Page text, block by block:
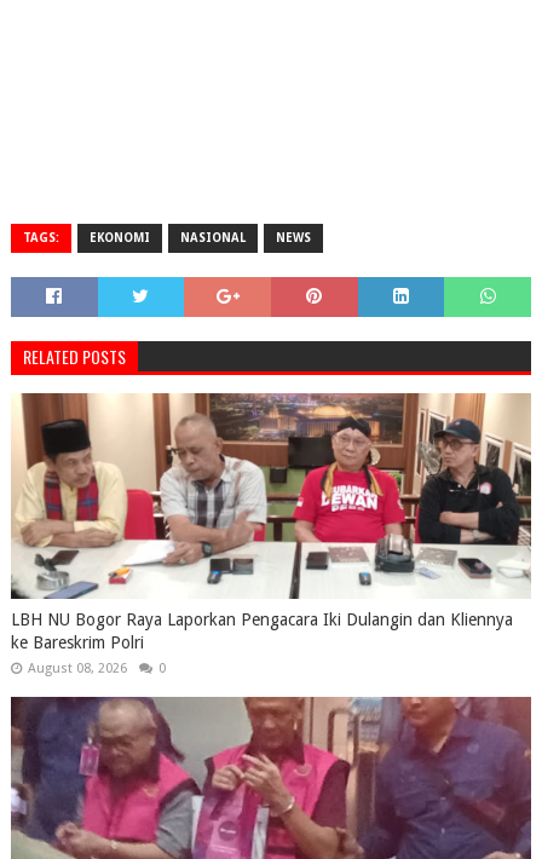
TAGS: EKONOMI NASIONAL NEWS
RELATED POSTS
LBH NU Bogor Raya Laporkan Pengacara Iki Dulangin dan Kliennya
ke Bareskrim Polri
August 08, 2026 0